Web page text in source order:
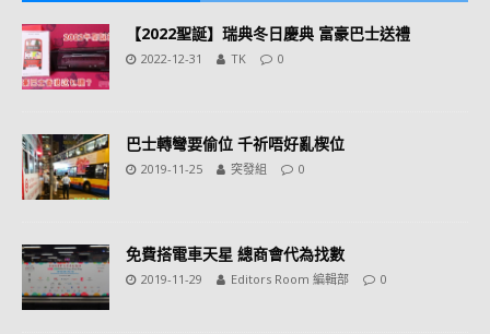
【2022聖誕】瑞典冬日慶典 富豪巴士送禮
2022-12-31 TK 0
巴士轉彎要偷位 千祈唔好亂楔位
2019-11-25 突發組 0
免費搭電車天星 總商會代為找數
2019-11-29 Editors Room 編輯部 0